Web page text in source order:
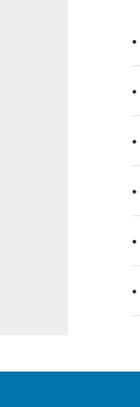
•
•
•
•
•
•